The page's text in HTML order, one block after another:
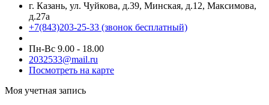
г. Казань, ул. Чуйкова, д.39, Минская, д.12, Максимова,
д.27а
+7(843)203-25-33 (звонок бесплатный)
Пн-Вс 9.00 - 18.00
2032533@mail.ru
Посмотреть на карте
Моя учетная запись